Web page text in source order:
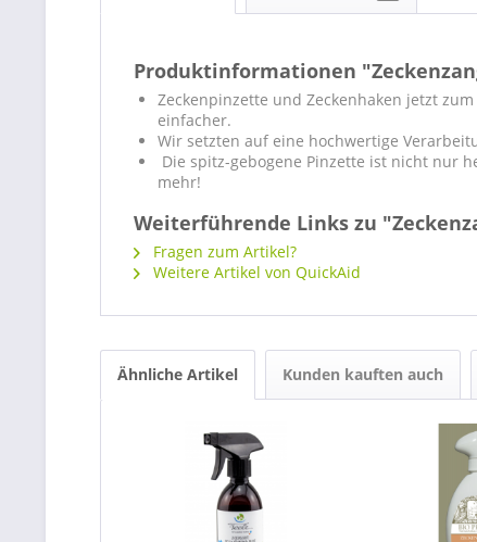
Produktinformationen
Zeckenpinzette und Zeckenhaken jetzt
einfacher.
Wir setzten auf eine hochwertige
Die spitz-gebogene Pinzette ist nicht nur
mehr!
Weiterführende Links zu
Fragen zum Artikel?
Weitere Artikel von QuickAid
Ähnliche Artikel Kunden kauften auch